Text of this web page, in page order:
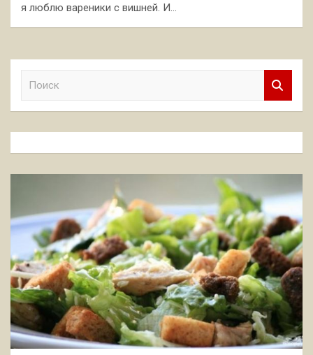
я люблю вареники с вишней. И…
к